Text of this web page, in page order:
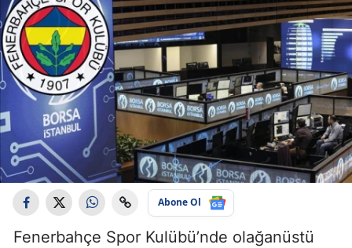
Abone Ol
Fenerbahçe Spor Kulübü’nde olağanüstü